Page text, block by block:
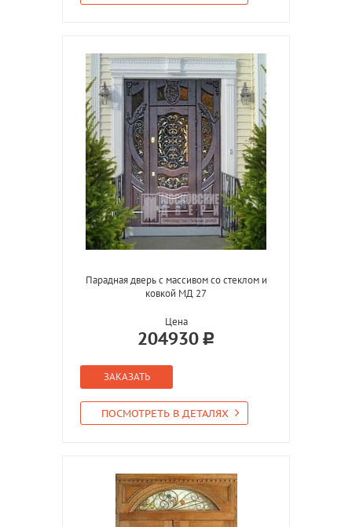
Парадная дверь с массивом со стеклом и
ковкой МД 27
Цена
204930
ЗАКАЗАТЬ
ПОСМОТРЕТЬ В ДЕТАЛЯХ